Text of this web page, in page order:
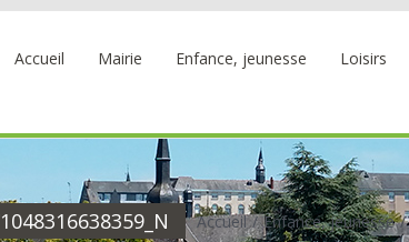
Accueil Mairie Enfance, jeunesse Loisirs
Accueil Enfance, jeunesse